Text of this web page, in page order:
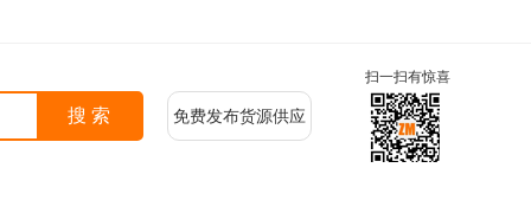
免费发布货源供应
扫一扫有惊喜